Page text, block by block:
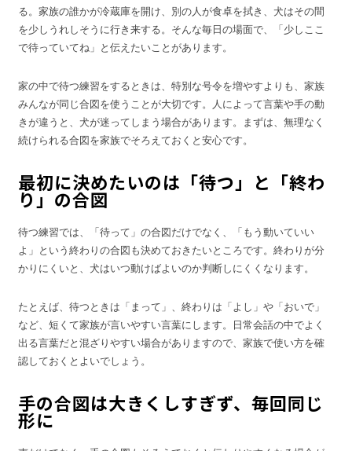
る。家族の誰かが冷蔵庫を開け、別の人が食卓を拭き、犬はその間
を少しうれしそうに行き来する。そんな毎日の場面で、「少しここ
で待っていてね」と伝えたいことがあります。
家の中で待つ練習をするときは、特別な号令を増やすよりも、家族
みんなが同じ合図を使うことが大切です。人によって言葉や手の動
きが違うと、犬が迷ってしまう場合があります。まずは、無理なく
続けられる合図を家族でそろえておくと安心です。
最初に決めたいのは「待つ」と「終わ
り」の合図
待つ練習では、「待って」の合図だけでなく、「もう動いていい
よ」という終わりの合図も決めておきたいところです。終わりが分
かりにくいと、犬はいつ動けばよいのか判断しにくくなります。
たとえば、待つときは「まって」、終わりは「よし」や「おいで」
など、短くて家族が言いやすい言葉にします。日常会話の中でよく
出る言葉だと混ざりやすい場合がありますので、家族で使い方を確
認しておくとよいでしょう。
手の合図は大きくしすぎず、毎回同じ
形に